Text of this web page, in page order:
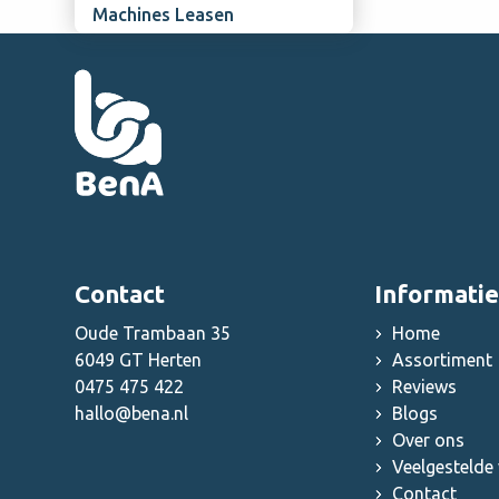
Aluminium- en RVS-reiniger
Machines Leasen
Contact
Oude Trambaan 35
6049 GT Herten
0475 475 422
hallo@bena.nl
Informatie
Home
Assortiment
Reviews
Blogs
Over ons
Veelgestelde
Contact